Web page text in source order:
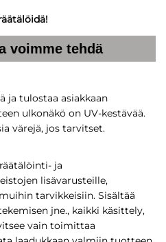
voimme tehdä
ja tulostaa asiakkaan
ulkonäkö on UV-kestävää.
värejä, jos tarvitset.
ja
lisävarusteille,
tarvikkeisiin. Sisältää
jne., kaikki käsittely,
vain toimittaa